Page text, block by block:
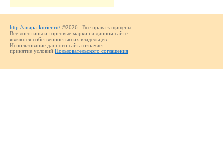
http://anapa-kurier.ru/ ©2026 Все права защищены.
Все логотипы и торговые марки на данном сайте
являются собственностью их владельцев.
Использование данного сайта означает
принятие условий Пользовательского соглашения